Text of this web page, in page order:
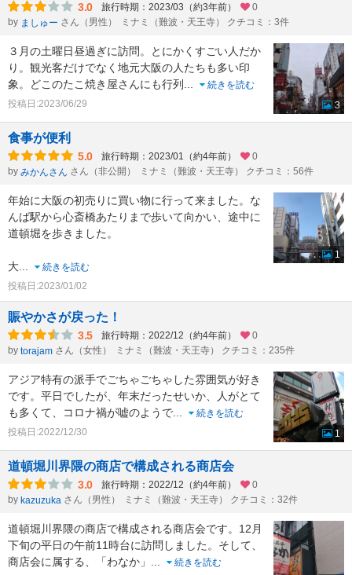
3.0 旅行時期：2023/03（約3年前）
0
by ましゅー さん（男性） ミナミ（難波・天王寺） クチコミ：3件
３月の土曜日昼過ぎに訪問。とにかくすごい人だか
り。観光客だけでなく地元大阪の人たちも多い印
象。どこのたこ焼き屋さんにも行列
続きを読む
投稿日:2023/06/29
3
食事が便利
5.0 旅行時期：2023/01（約4年前）
0
by みかんさん さん（非公開） ミナミ（難波・天王寺） クチコミ：56件
年始に大阪の初売りに買い物に行って来ました。な
んば駅から心斎橋あたりまで歩いて向かい、途中に
道頓堀を歩きました。
大
続きを読む
投稿日:2023/01/02
1
賑やかさが戻った！
3.5 旅行時期：2022/12（約4年前）
0
by torajam さん（女性） ミナミ（難波・天王寺） クチコミ：235件
アジア特有の派手でごちゃごちゃした雰囲気が好き
です。平日でしたが、年末だったせいか、人がとて
も多くて、コロナ禍が嘘のようで
続きを読む
投稿日:2022/12/30
1
道頓堀川界隈の商店で構成される商店会
3.0 旅行時期：2022/12（約4年前）
0
by kazuzuka さん（男性） ミナミ（難波・天王寺） クチコミ：32件
道頓堀川界隈の商店で構成される商店会です。12月
下旬の平日の午前11時台に訪問しました。そして、
商店会に属する、「わなか」
続きを読む